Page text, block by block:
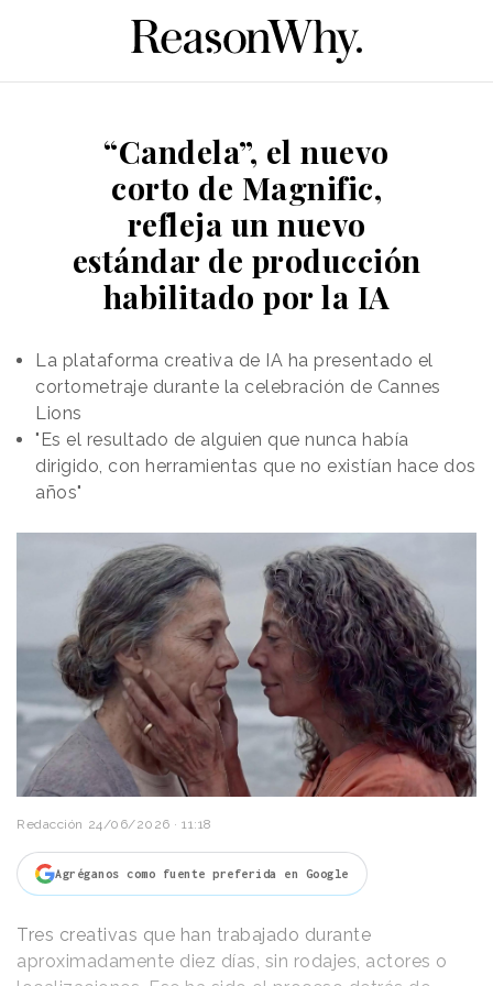
“Candela”, el nuevo
corto de Magnific,
refleja un nuevo
estándar de producción
habilitado por la IA
La plataforma creativa de IA ha presentado el
cortometraje durante la celebración de Cannes
Lions
"Es el resultado de alguien que nunca había
dirigido, con herramientas que no existían hace dos
años"
Redacción 24/06/2026 · 11:18
Agréganos como fuente preferida en Google
Tres creativas que han trabajado durante
aproximadamente diez días, sin rodajes, actores o